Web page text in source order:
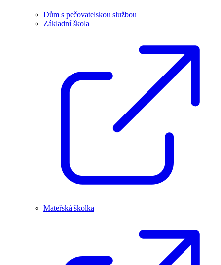
Dům s pečovatelskou službou
Základní škola
Mateřská školka